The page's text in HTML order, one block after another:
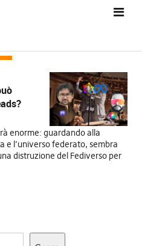
enorme: guardando alla
e l’universo federato, sembra
distruzione del Fediverso per